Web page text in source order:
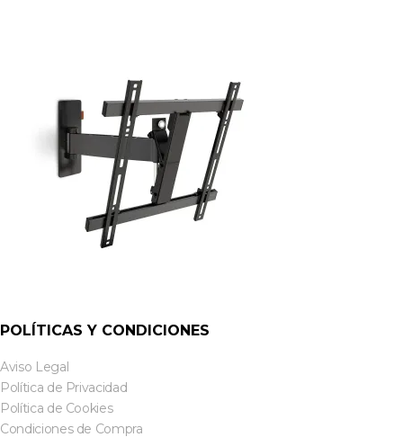
POLÍTICAS Y CONDICIONES
Aviso Legal
Política de Privacidad
Política de Cookies
Condiciones de Compra